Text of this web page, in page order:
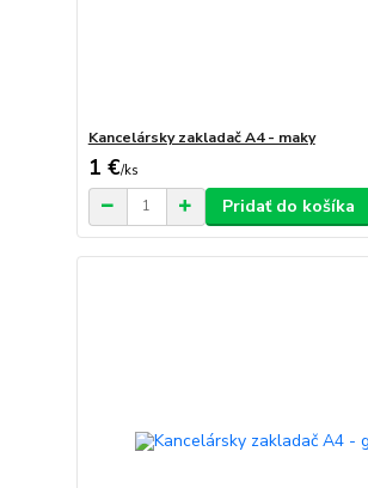
Kancelársky zakladač A4 - maky
1 €/ks
Pridať do košíka